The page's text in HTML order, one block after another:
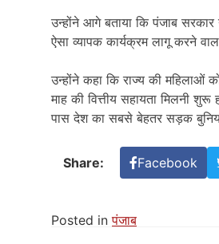
उन्होंने आगे बताया कि पंजाब
ऐसा व्यापक कार्यक्रम लागू करने
उन्होंने कहा कि राज्य की महिलाओं
माह की वित्तीय सहायता मिलनी
पास देश का सबसे बेहतर सड़क
Share: Facebook
Posted inपंजाब